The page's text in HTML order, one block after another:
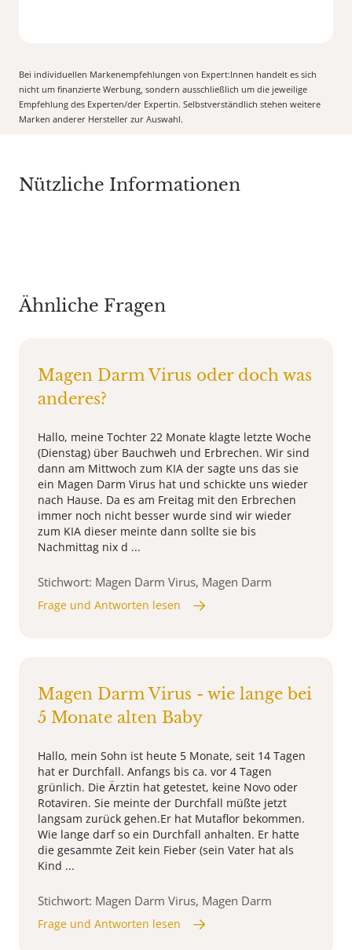
Bei individuellen Markenempfehlungen von Expert:Innen handelt es sich
nicht um finanzierte Werbung, sondern ausschließlich um die jeweilige
Empfehlung des Experten/der Expertin. Selbstverständlich stehen weitere
Marken anderer Hersteller zur Auswahl.
Nützliche Informationen
Ähnliche Fragen
Magen Darm Virus oder doch was
anderes?
Hallo, meine Tochter 22 Monate klagte letzte Woche
(Dienstag) über Bauchweh und Erbrechen. Wir sind
dann am Mittwoch zum KIA der sagte uns das sie
ein Magen Darm Virus hat und schickte uns wieder
nach Hause. Da es am Freitag mit den Erbrechen
immer noch nicht besser wurde sind wir wieder
zum KIA dieser meinte dann sollte sie bis
Nachmittag nix d ...
Stichwort: Magen Darm Virus, Magen Darm
Frage und Antworten lesen
Magen Darm Virus - wie lange bei
5 Monate alten Baby
Hallo, mein Sohn ist heute 5 Monate, seit 14 Tagen
hat er Durchfall. Anfangs bis ca. vor 4 Tagen
grünlich. Die Ärztin hat getestet, keine Novo oder
Rotaviren. Sie meinte der Durchfall müßte jetzt
langsam zurück gehen.Er hat Mutaflor bekommen.
Wie lange darf so ein Durchfall anhalten. Er hatte
die gesammte Zeit kein Fieber (sein Vater hat als
Kind ...
Stichwort: Magen Darm Virus, Magen Darm
Frage und Antworten lesen